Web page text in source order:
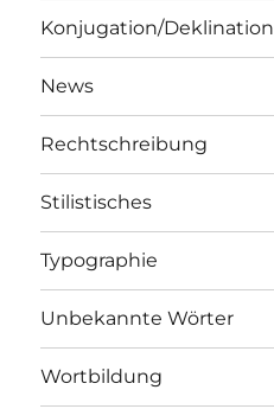
Konjugation/Deklination
News
Rechtschreibung
Stilistisches
Typographie
Unbekannte Wörter
Wortbildung